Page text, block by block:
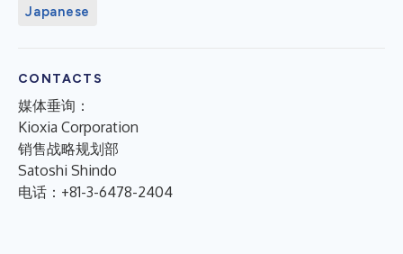
Japanese
CONTACTS
媒体垂询：
Kioxia Corporation
销售战略规划部
Satoshi Shindo
电话：+81-3-6478-2404